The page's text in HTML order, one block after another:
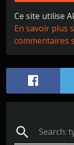
Ce site utilise
En savoir plus
commentaires
search